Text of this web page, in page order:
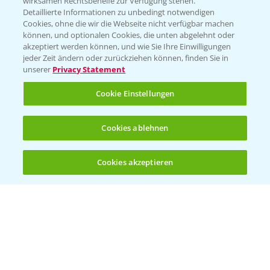
(noch 4)
Beratung auf WhatsApp
T.+49 (0)174 346 564 1
KONTAKT
Hilfe in Notfällen
+49 (0)214/30-20220
Detaillierte Informationen zu unbedingt notwendigen
Cookies, ohne die wir die Webseite nicht verfügbar machen
können, und optionalen Cookies, die unten abgelehnt oder
akzeptiert werden können, und wie Sie Ihre Einwilligungen
jeder Zeit ändern oder zurückziehen können, finden Sie in
unserer Privacy Statement
Cookie Einstellungen
Cookies ablehnen
Cookies akzeptieren